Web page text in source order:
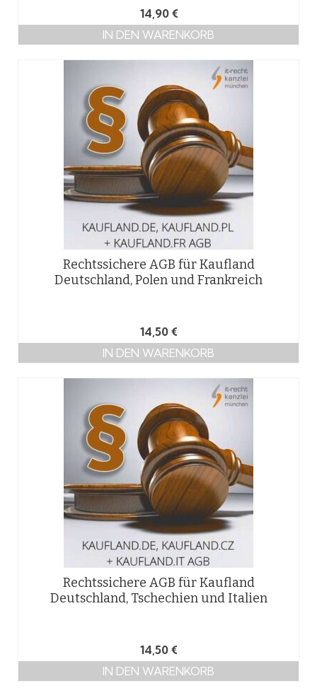
14,90 €
IN DEN WARENKORB
Rechtssichere AGB für Kaufland
Deutschland, Polen und Frankreich
14,50 €
IN DEN WARENKORB
Rechtssichere AGB für Kaufland
Deutschland, Tschechien und Italien
14,50 €
IN DEN WARENKORB